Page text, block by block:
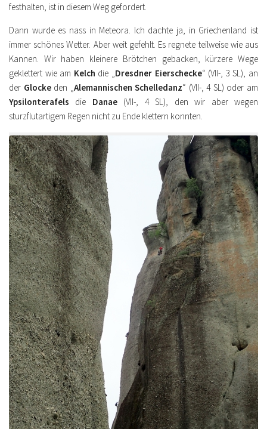
festhalten, ist in diesem Weg gefordert.
Dann wurde es nass in Meteora. Ich dachte ja, in Griechenland ist
immer schönes Wetter. Aber weit gefehlt. Es regnete teilweise wie aus
Kannen. Wir haben kleinere Brötchen gebacken, kürzere Wege
geklettert wie am Kelch die „ Dresdner Eierschecke“ (VII-, 3 SL), an
der Glockeden „ Alemannischen Schelledanz“ (VII-, 4 SL) oder am
Ypsilonterafels die Danae(VII-, 4 SL), den wir aber wegen
sturzflutartigem Regen nicht zu Ende klettern konnten.